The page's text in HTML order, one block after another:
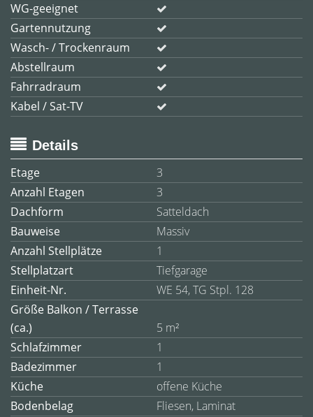
WG-geeignet
Gartennutzung
Wasch- / Trockenraum
Abstellraum
Fahrradraum
Kabel / Sat-TV
Details
Etage
3
Anzahl Etagen
3
Dachform
Satteldach
Bauweise
Massiv
Anzahl Stellplätze
1
Stellplatzart
Tiefgarage
Einheit-Nr.
WE 54, TG Stpl. 128
Größe Balkon / Terrasse
(ca.)
5 m²
Schlafzimmer
1
Badezimmer
1
Küche
offene Küche
Bodenbelag
Fliesen, Laminat